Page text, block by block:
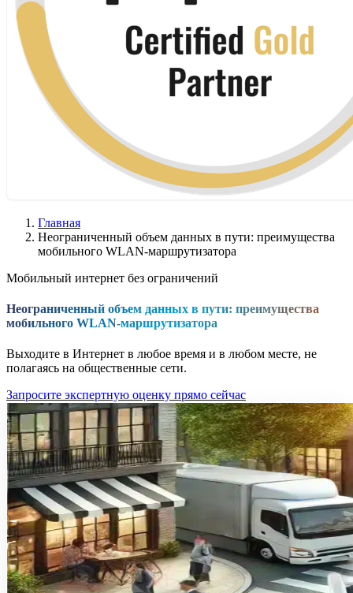
Главная
Неограниченный объем данных в пути: преимущества
мобильного WLAN-маршрутизатора
Мобильный интернет без ограничений
Неограниченный объем данных в пути: преимущества
мобильного WLAN-маршрутизатора
Выходите в Интернет в любое время и в любом месте, не
полагаясь на общественные сети.
Запросите экспертную оценку прямо сейчас